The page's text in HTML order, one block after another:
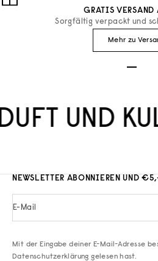
GRATIS
Sorgfältig verpackt und
Mehr zu
UND
NEWSLETTER ABONNIEREN UND
E-Mail
Mit der Eingabe deiner E-Mail-Adresse
Datenschutzerklärung gelesen hast.